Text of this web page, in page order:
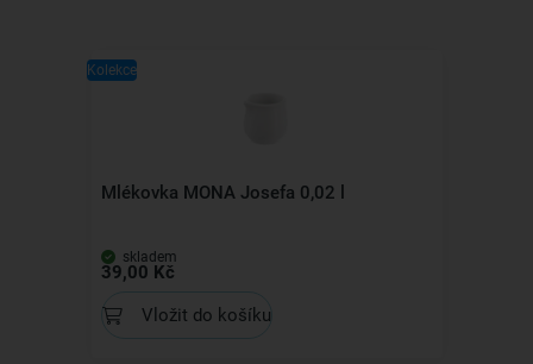
Kolekce
Mlékovka MONA Josefa 0,02 l
skladem
39,00 Kč
Vložit do košíku